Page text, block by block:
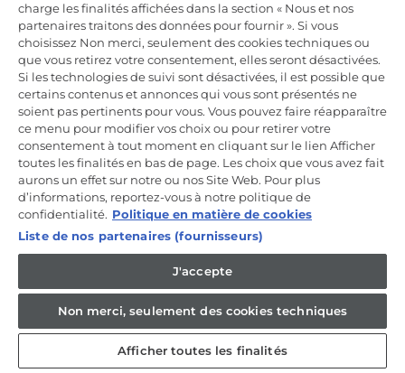
Inscrivez-vous et recevez -10% sur votre
première commande
CANDY HOOVER GROUP S.r.I. - Associé unique - SIÈGE SOCIAL :
Via Comolli, 57 - 20861 Brugherio (MB) - Italie - SIÈGES
ADMINISTRATIFS : Via Privata Eden Fumagalli snc - 20861
Brugherio (MB) et Via Trento n. 20/A-22 - 20871 Vimercate (MB) -
Italie - Tél. : +39.039.2086.1 - Fax : +39.039.2086.237 - Capital social
35 000 000,00 € iv - Cod. Code fiscal et numéro d'inscription au
registre du commerce de Milan-Monza-Brianza-Lodi 04666310158 -
Autorisation IT AEOF 211870 - Société soumise aux activités de
gestion et de coordination de Candy S.p.A.
FR / Français
charge les finalités affichées dans la section « Nous et nos
partenaires traitons des données pour fournir ». Si vous
choisissez Non merci, seulement des cookies techniques ou
que vous retirez votre consentement, elles seront désactivées.
Si les technologies de suivi sont désactivées, il est possible que
certains contenus et annonces qui vous sont présentés ne
soient pas pertinents pour vous. Vous pouvez faire réapparaître
ce menu pour modifier vos choix ou pour retirer votre
consentement à tout moment en cliquant sur le lien Afficher
toutes les finalités en bas de page. Les choix que vous avez fait
aurons un effet sur notre ou nos Site Web. Pour plus
d’informations, reportez-vous à notre politique de
confidentialité. Politique en matière de cookies
Liste de nos partenaires (fournisseurs)
J'accepte
Non merci, seulement des cookies techniques
Afficher toutes les finalités